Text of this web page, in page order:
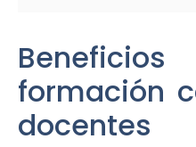
formación
docentes